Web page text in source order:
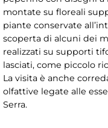
montate su floreali
piante conservate
scoperta di alcuni dei
realizzati su supporti
lasciati, come piccolo
La visita è anche
olfattive legate alle
Serra.